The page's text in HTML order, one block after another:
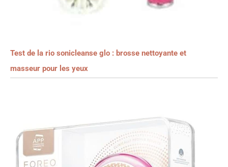
Test de la rio sonicleanse glo : brosse nettoyante et
masseur pour les yeux